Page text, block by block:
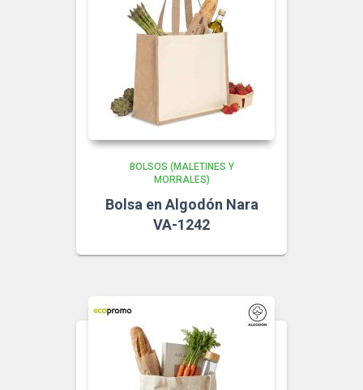
BOLSOS (MALETINES Y
MORRALES)
Bolsa en Algodón Nara
VA-1242